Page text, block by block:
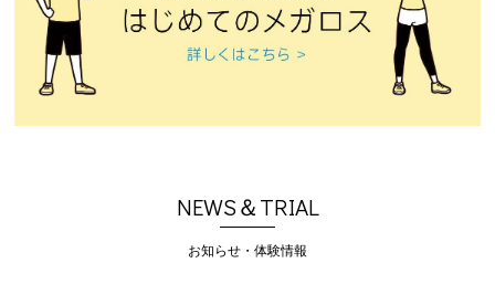
NEWS＆TRIAL
お知らせ・体験情報